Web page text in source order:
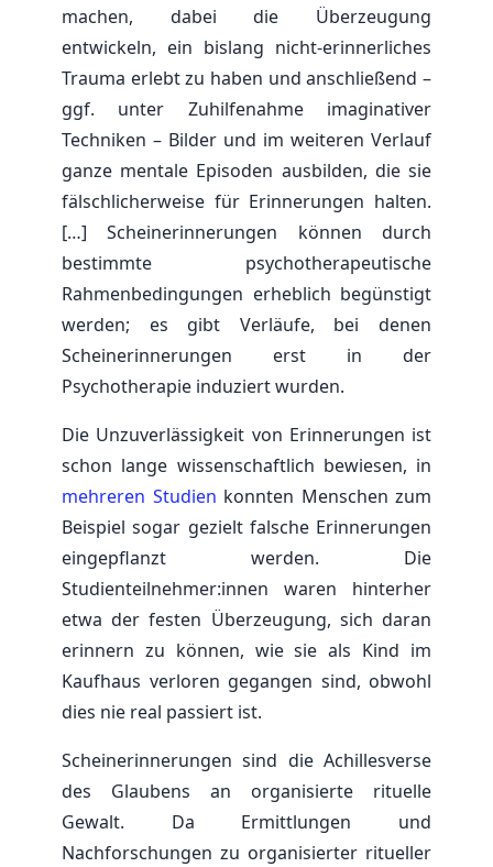
machen, dabei die Überzeugung
entwickeln, ein bislang nicht-erinnerliches
Trauma erlebt zu haben und anschließend –
ggf. unter Zuhilfenahme imaginativer
Techniken – Bilder und im weiteren Verlauf
ganze mentale Episoden ausbilden, die sie
fälschlicherweise für Erinnerungen halten.
[…] Scheinerinnerungen können durch
bestimmte psychotherapeutische
Rahmenbedingungen erheblich begünstigt
werden; es gibt Verläufe, bei denen
Scheinerinnerungen erst in der
Psychotherapie induziert wurden.
Die Unzuverlässigkeit von Erinnerungen ist
schon lange wissenschaftlich bewiesen, in
mehreren Studien konnten Menschen zum
Beispiel sogar gezielt falsche Erinnerungen
eingepflanzt werden. Die
Studienteilnehmer:innen waren hinterher
etwa der festen Überzeugung, sich daran
erinnern zu können, wie sie als Kind im
Kaufhaus verloren gegangen sind, obwohl
dies nie real passiert ist.
Scheinerinnerungen sind die Achillesverse
des Glaubens an organisierte rituelle
Gewalt. Da Ermittlungen und
Nachforschungen zu organisierter ritueller